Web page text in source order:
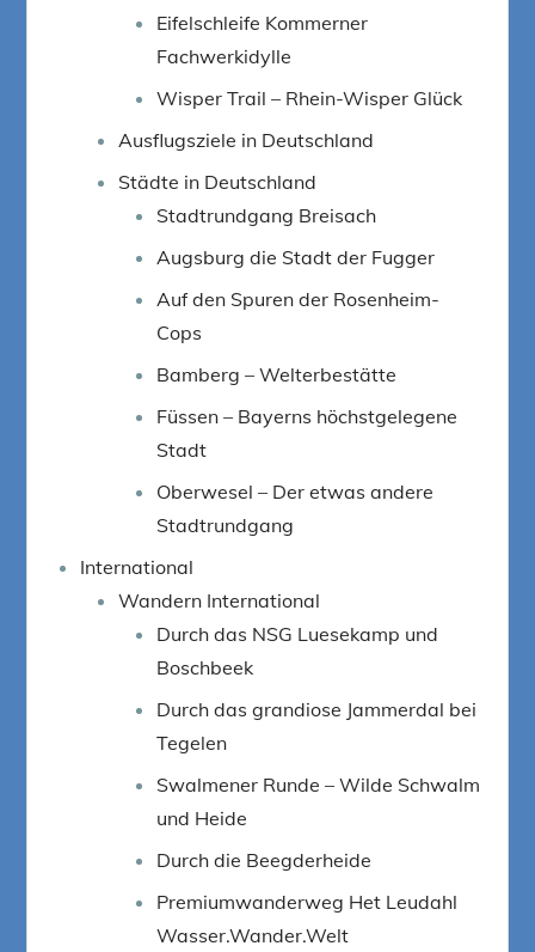
Eifelschleife Kommerner
Fachwerkidylle
Wisper Trail – Rhein-Wisper Glück
Ausflugsziele in Deutschland
Städte in Deutschland
Stadtrundgang Breisach
Augsburg die Stadt der Fugger
Auf den Spuren der Rosenheim-
Cops
Bamberg – Welterbestätte
Füssen – Bayerns höchstgelegene
Stadt
Oberwesel – Der etwas andere
Stadtrundgang
International
Wandern International
Durch das NSG Luesekamp und
Boschbeek
Durch das grandiose Jammerdal bei
Tegelen
Swalmener Runde – Wilde Schwalm
und Heide
Durch die Beegderheide
Premiumwanderweg Het Leudahl
Wasser.Wander.Welt